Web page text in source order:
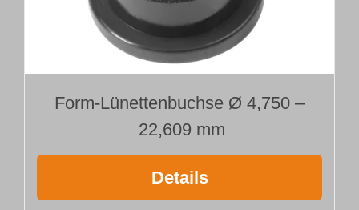
Form-Lünettenbuchse Ø 4,750 –
22,609 mm
Details